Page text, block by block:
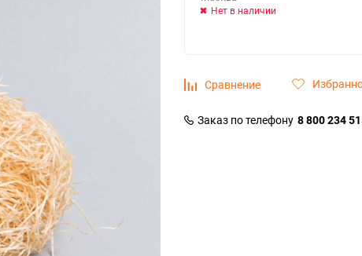
Нет в наличии
Сравнение
Заказ по телефону 8 800 234